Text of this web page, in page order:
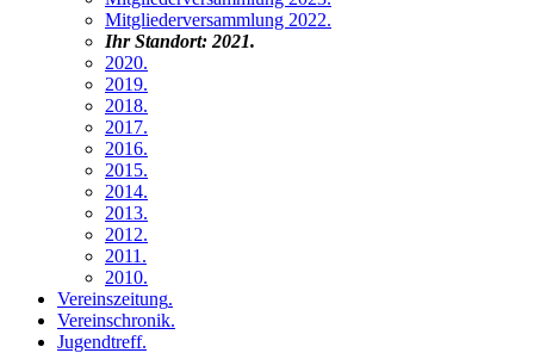
Mitgliederversammlung 2022.
Ihr Standort: 2021.
2020.
2019.
2018.
2017.
2016.
2015.
2014.
2013.
2012.
2011 .
2010.
Vereinszeitung.
Vereinschronik.
Jugendtreff.